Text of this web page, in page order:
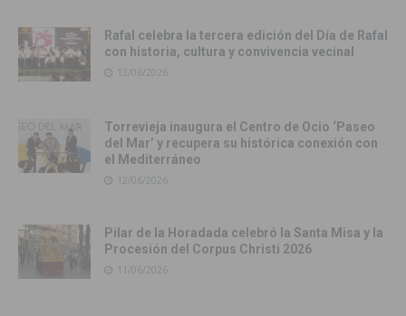
Rafal celebra la tercera edición del Día de Rafal
con historia, cultura y convivencia vecinal
13/06/2026
Torrevieja inaugura el Centro de Ocio ‘Paseo
del Mar’ y recupera su histórica conexión con
el Mediterráneo
12/06/2026
Pilar de la Horadada celebró la Santa Misa y la
Procesión del Corpus Christi 2026
11/06/2026